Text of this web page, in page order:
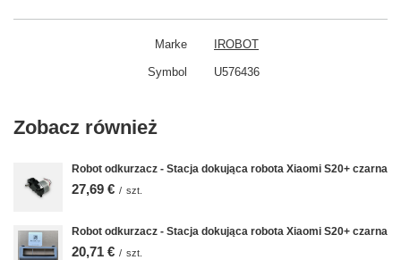
Marke IROBOT
Symbol U576436
Zobacz również
Robot odkurzacz - Stacja dokująca robota Xiaomi S20+ czarna
27,69 € / szt.
Robot odkurzacz - Stacja dokująca robota Xiaomi S20+ czarna
20,71 € / szt.